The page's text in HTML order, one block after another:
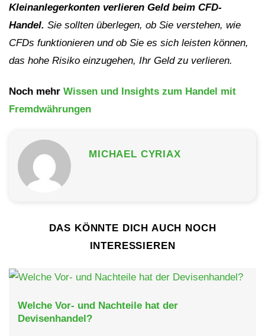
Kleinanlegerkonten verlieren Geld beim CFD-
Handel. Sie sollten überlegen, ob Sie verstehen, wie
CFDs funktionieren und ob Sie es sich leisten können,
das hohe Risiko einzugehen, Ihr Geld zu verlieren.
Noch mehr Wissen und Insights zum Handel mit
Fremdwährungen
MICHAEL CYRIAX
DAS KÖNNTE DICH AUCH NOCH
INTERESSIEREN
Welche Vor- und Nachteile hat der
Devisenhandel?